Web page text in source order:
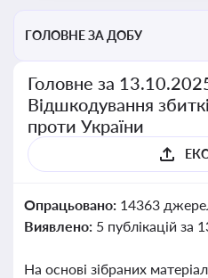
ГОЛОВНЕ ЗА ДОБУ
Головне за
Відшкодування
проти України
Опрацьовано: 14363
Виявлено: 5 публікацій за
На основі зібраних